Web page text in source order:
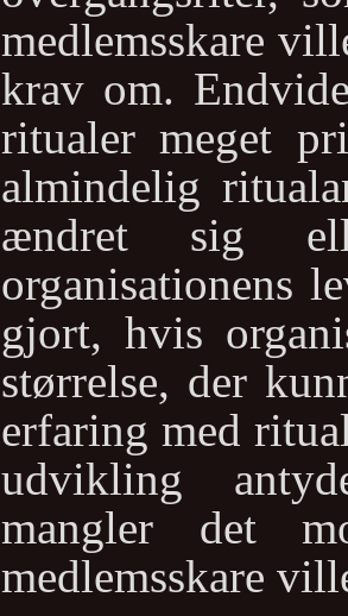
medlemsskare
krav om.
ritualer meget
almindelig
ændret sig
organisationens
gjort, hvis
størrelse, der
erfaring med
udvikling
mangler det
medlemsskare